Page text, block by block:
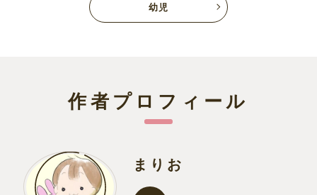
幼児
作者プロフィール
まりお